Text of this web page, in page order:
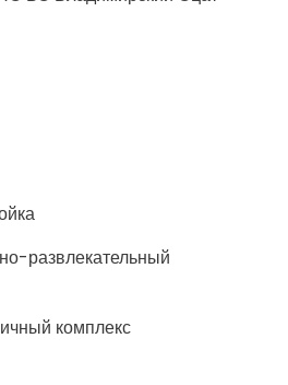
развлекательный
комплекс